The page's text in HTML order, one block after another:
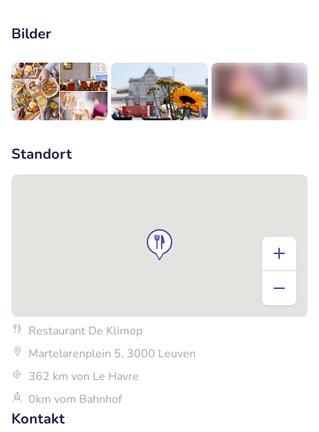
Bilder
Standort
Restaurant De Klimop
Martelarenplein 5, 3000 Leuven
362 km von Le Havre
0km vom Bahnhof
Kontakt